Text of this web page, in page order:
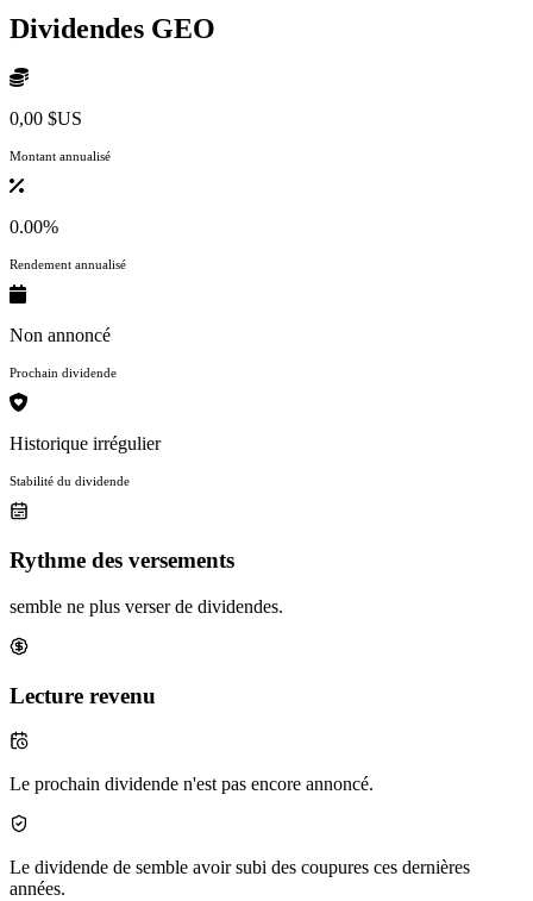
Dividendes GEO
0,00 $US
Montant annualisé
0.00%
Rendement annualisé
Non annoncé
Prochain dividende
Historique irrégulier
Stabilité du dividende
Rythme des versements
semble ne plus verser de dividendes.
Lecture revenu
Le prochain dividende n'est pas encore annoncé.
Le dividende de semble avoir subi des coupures ces dernières
années.